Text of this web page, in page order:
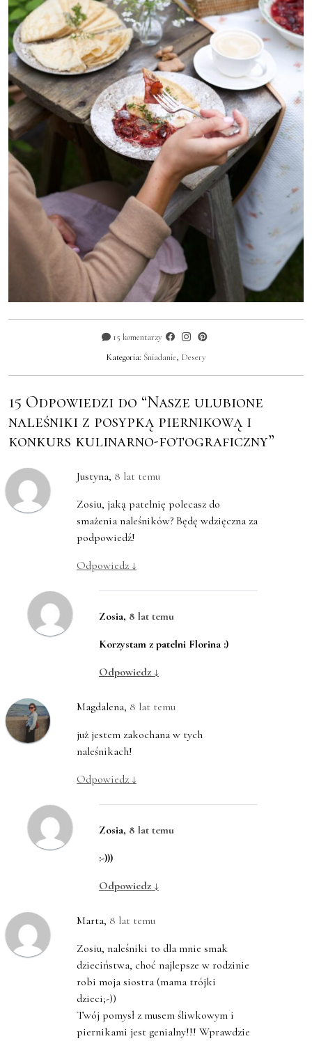
15 komentarzy
Kategoria: Śniadanie, Desery
15 Odpowiedzi do “Nasze ulubione
naleśniki z posypką piernikową i
konkurs kulinarno-fotograficzny”
Justyna, 8 lat temu
Zosiu, jaką patelnię polecasz do
smażenia naleśników? Będę wdzięczna za
podpowiedź!
Odpowiedz ↓
Zosia, 8 lat temu
Korzystam z patelni Florina :)
Odpowiedz ↓
Magdalena, 8 lat temu
już jestem zakochana w tych
naleśnikach!
Odpowiedz ↓
Zosia, 8 lat temu
:-)))
Odpowiedz ↓
Marta, 8 lat temu
Zosiu, naleśniki to dla mnie smak
dzieciństwa, choć najlepsze w rodzinie
robi moja siostra (mama trójki
dzieci;-))
Twój pomysł z musem śliwkowym i
piernikami jest genialny!!! Wprawdzie